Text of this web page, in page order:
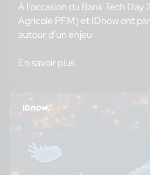
À l’occasion du Bank Tech
Agricole PFM) et IDnow ont
autour d’un enjeu
En savoir plus